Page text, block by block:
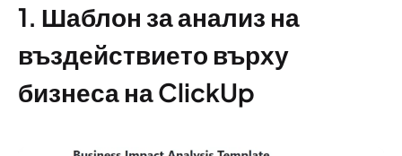
1. Шаблон за анализ на
въздействието върху
бизнеса на ClickUp